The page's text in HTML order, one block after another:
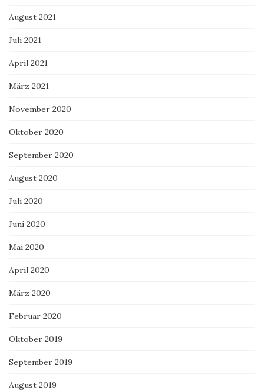
August 2021
Juli 2021
April 2021
März 2021
November 2020
Oktober 2020
September 2020
August 2020
Juli 2020
Juni 2020
Mai 2020
April 2020
März 2020
Februar 2020
Oktober 2019
September 2019
August 2019